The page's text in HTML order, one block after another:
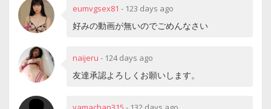
eumvgsex81 - 123 days ago
好みの動画が無いのでごめんなさい
naijeru - 124 days ago
友達承認よろしくお願いします。